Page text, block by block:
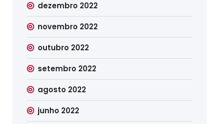
dezembro 2022
novembro 2022
outubro 2022
setembro 2022
agosto 2022
junho 2022